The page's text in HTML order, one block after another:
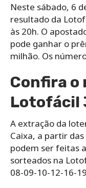
Neste sábado, 6
resultado da
às 20h. O
pode ganhar o
milhão. Os
Confira o
Lotofácil
A extração da
Caixa, a partir
podem ser feitas
sorteados na
08-09-10-12-16-